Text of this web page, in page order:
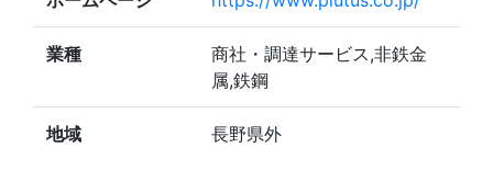
業種
商社・調達サービス,非鉄金
属,鉄鋼
地域 長野県外